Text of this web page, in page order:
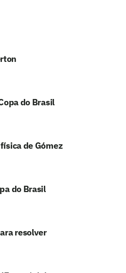
do Brasil
de Gómez
do Brasil
resolver